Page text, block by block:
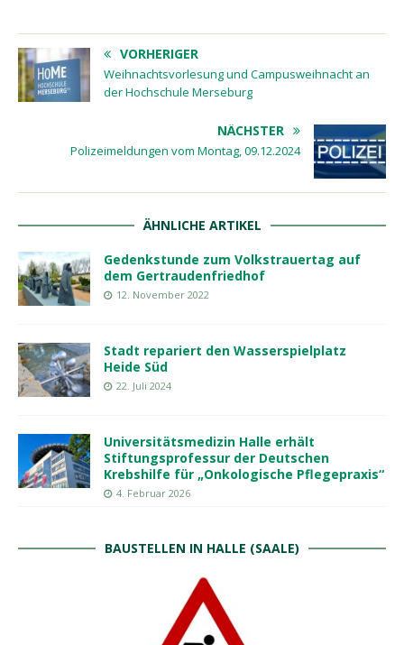
VORHERIGER
Weihnachtsvorlesung und Campusweihnacht an
der Hochschule Merseburg
NÄCHSTER
Polizeimeldungen vom Montag, 09.12.2024
ÄHNLICHE ARTIKEL
Gedenkstunde zum Volkstrauertag auf
dem Gertraudenfriedhof
12. November 2022
Stadt repariert den Wasserspielplatz
Heide Süd
22. Juli 2024
Universitätsmedizin Halle erhält
Stiftungsprofessur der Deutschen
Krebshilfe für „Onkologische Pflegepraxis“
4. Februar 2026
BAUSTELLEN IN HALLE (SAALE)